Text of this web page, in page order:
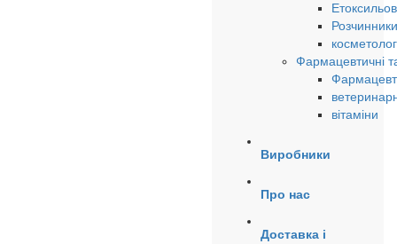
Фармацевтичні
вітаміни
Виробники
Про нас
Доставка і